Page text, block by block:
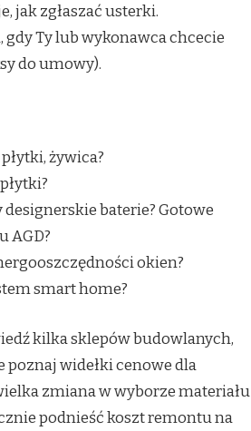
jak zgłaszać usterki.
gdy Ty lub wykonawca chcecie
do umowy).
żywica?
baterie? Gotowe
AGD?
okien?
smart home?
kilka sklepów budowlanych,
poznaj widełki cenowe dla
zmiana w wyborze materiału
podnieść koszt remontu na